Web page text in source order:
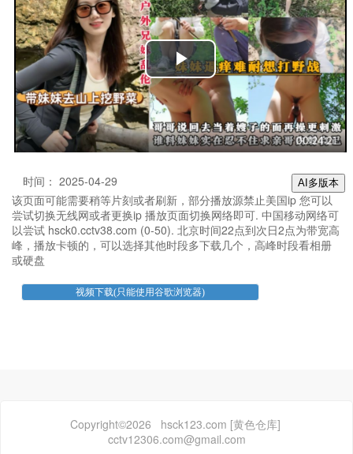
AI多版本
时间： 2025-04-29
该页面可能需要稍等片刻或者刷新，部分播放源禁止美国ip 您可以
尝试切换无线网或者更换ip 播放页面切换网络即可. 中国移动网络可
以尝试 hsck0.cctv38.com (0-50). 北京时间22点到次日2点为带宽高
峰，播放卡顿的，可以选择其他时段多下载几个，高峰时段看相册
或硬盘
Copyright©2026 hsck123.com [黄色仓库]
cctv12306.com@gmail.com